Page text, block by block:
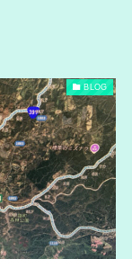
BLOG